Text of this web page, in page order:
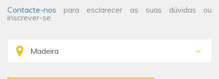
Contacte-nos para esclarecer as suas dúvidas ou
inscrever-se.